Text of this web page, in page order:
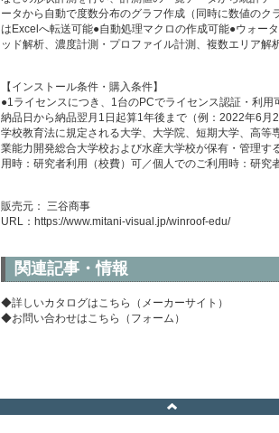
ータから自動で度数分布のグラフ作成（同時に数値の
はExcelへ転送可能●自動処理マクロの作成可能●ウォー
ッド解析、濃度計測・プロファイル計測、複数エリア
【インストール条件・購入条件】
●1ライセンスにつき、1台のPCでライセンス認証・利
納品日から納品翌月1日起算1年後まで（例：2022年6
学校教育法に規定される大学、大学院、短期大学、高
業能力開発総合大学校および水産大学校が保有・管理
用時：研究者利用（校費）可／個人でのご利用時：研究
販売元： 三谷商事
URL： https://www.mitani-visual.jp/winroof-edu/
関連記事・情報
◆詳しいカタログはこちら（メーカーサイト）
◆お問い合わせはこちら（フォーム）